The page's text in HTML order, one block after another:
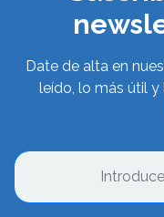
Date de alta en
leído, lo más útil